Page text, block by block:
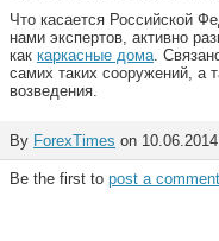
Что касается Российской
нами экспертов, активно
как каркасные дома .
самих таких сооружений, а
возведения.
By ForexTimes on
Be the first to post a comment